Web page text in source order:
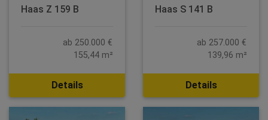
Haas Z 159 B
ab 250.000 €
155,44 m²
Details
Haas S 141 B
ab 257.000 €
139,96 m²
Details